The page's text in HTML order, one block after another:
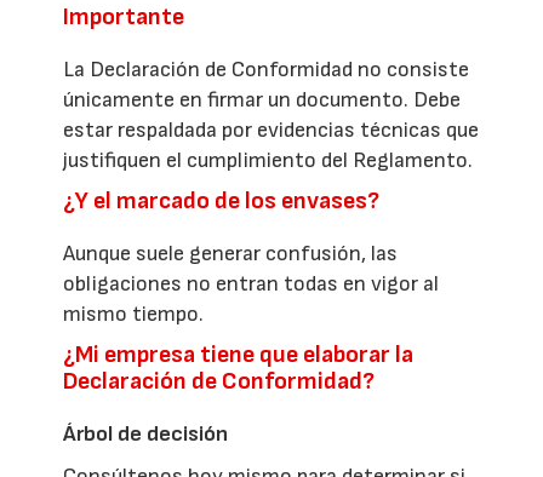
Importante
La Declaración de Conformidad no consiste
únicamente en firmar un documento. Debe
estar respaldada por evidencias técnicas que
justifiquen el cumplimiento del Reglamento.
¿Y el marcado de los envases?
Aunque suele generar confusión, las
obligaciones no entran todas en vigor al
mismo tiempo.
¿Mi empresa tiene que elaborar la
Declaración de Conformidad?
Árbol de decisión